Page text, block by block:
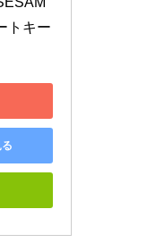
トキー